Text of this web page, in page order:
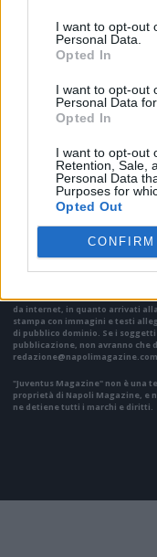
I want to opt-out
Personal Data.
Opted In
I want to opt-out
Personal Data
Opted In
I want to opt-out
Retention, Sale,
Personal Data
Purposes for
Opted Out
CONFIRM
VAI
Alcune foto (screenshot) ed
da internet, in quanto arrivati
stampa con immagini e testi
di pubblico dominio. Se i
pubblicazione, non avranno
redazione@napolimagazine.com
"Juventus Magazine" non è una
proprietà di Napoli Magazine, e
ne detiene tutti i marchi e diritti.